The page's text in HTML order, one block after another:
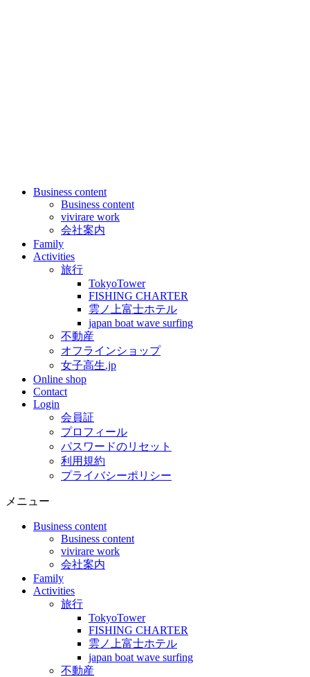
Business content
Business content
vivirare work
会社案内
Family
Activities
旅行
TokyoTower
FISHING CHARTER
雲ノ上富士ホテル
japan boat wave surfing
不動産
オフラインショップ
女子高生.jp
Online shop
Contact
Login
会員証
プロフィール
パスワードのリセット
利用規約
プライバシーポリシー
メニュー
Business content
Business content
vivirare work
会社案内
Family
Activities
旅行
TokyoTower
FISHING CHARTER
雲ノ上富士ホテル
japan boat wave surfing
不動産